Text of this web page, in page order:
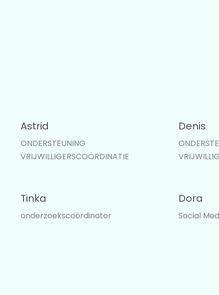
Astrid
ONDERSTEUNING
VRIJWILLIGERSCOÖRDINATIE
Denis
Tinka
onderzoekscoördinator
Dora
Social